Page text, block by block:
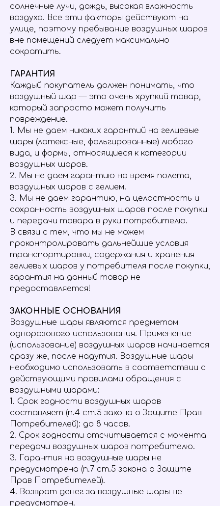
солнечные лучи, дождь, высокая влажность
воздуха. Все эти факторы действуют на
улице, поэтому пребывание воздушных шаров
вне помещений следует максимально
сократить.
ГАРАНТИЯ
Каждый покупатель должен понимать, что
воздушный шар — это очень хрупкий товар,
который запросто может получить
повреждение.
1. Мы не даем никаких гарантий на гелиевые
шары (латексные, фольгированные) любого
вида, и формы, относящиеся к категории
воздушных шаров.
2. Мы не даем гарантию на время полета,
воздушных шаров с гелием.
3. Мы не даем гарантию, на целостность и
сохранность воздушных шаров после покупки
и передачи товара в руки потребителю.
В связи с тем, что мы не можем
проконтролировать дальнейшие условия
транспортировки, содержания и хранения
гелиевых шаров у потребителя после покупки,
гарантия на данный товар не
предоставляется!
ЗАКОННЫЕ ОСНОВАНИЯ
Воздушные шары являются предметом
одноразового использования. Применение
(использование) воздушных шаров начинается
сразу же, после надутия. Воздушные шары
необходимо использовать в соответствии с
действующими правилами обращения с
воздушными шарами:
1. Срок годности воздушных шаров
составляет (п.4 ст.5 закона о Защите Прав
Потребителей): до 8 часов.
2. Срок годности отсчитывается с момента
передачи воздушных шаров потребителю.
3. Гарантия на воздушные шары не
предусмотрена (п.7 ст.5 закона о Защите
Прав Потребителей).
4. Возврат денег за воздушные шары не
предусмотрен.